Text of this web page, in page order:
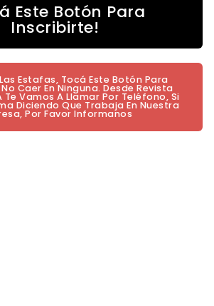
Este Botón Para
Inscribirte!
Estafas, Tocá Este Botón Para
Caer En Ninguna. Desde Revista
Te Vamos A Llamar Por Teléfono, Si
Diciendo Que Trabaja En Nuestra
Por Favor Informanos